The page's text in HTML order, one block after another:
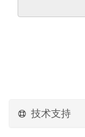
技术支持